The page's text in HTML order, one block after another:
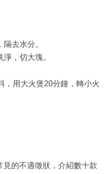
去水分。
，切大塊。
，用大火煲20分鐘，轉小火
的不適徵狀，介紹數十款